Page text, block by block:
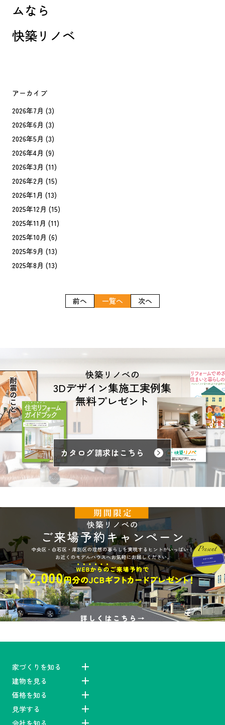
アーカイブ
2026年7月 (3)
2026年6月 (3)
2026年5月 (3)
2026年4月 (9)
2026年3月 (11)
2026年2月 (15)
2026年1月 (13)
2025年12月 (15)
2025年11月 (11)
2025年10月 (6)
2025年9月 (13)
2025年8月 (13)
ムなら
快築リノベ
前へ 一覧へ 次へ
快築リノベの
3Dデザイン集施工実例集
無料プレゼント
カタログ請求はこちら
家づくりを知る
建物を見る
価格を知る
見学する
会社を知る